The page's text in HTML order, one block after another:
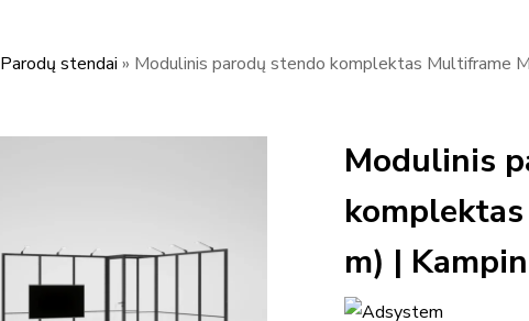
Parodų stendai » Modulinis parodų stendo komplektas Multiframe
Modulinis
m) |